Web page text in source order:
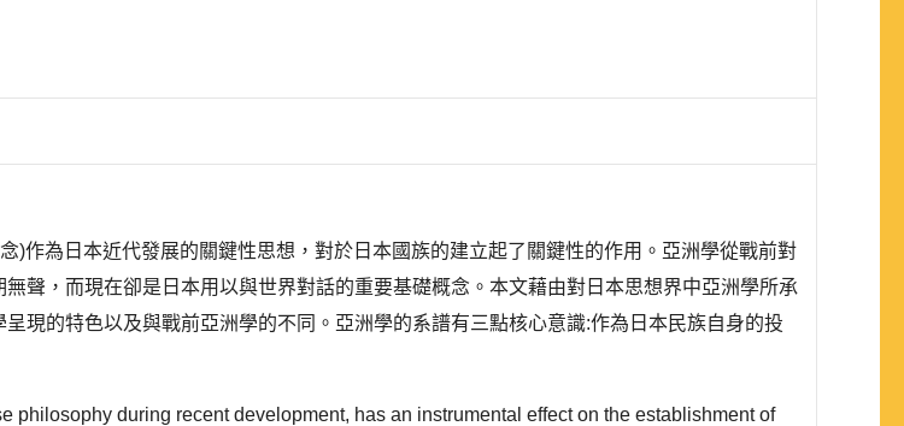
)作為日本近代發展的關鍵性思想，對於日本國族的建立起了關鍵性的作用。亞洲學從戰前對
聲，而現在卻是日本用以與世界對話的重要基礎概念。本文藉由對日本思想界中亞洲學所承
現的特色以及與戰前亞洲學的不同。亞洲學的系譜有三點核心意識:作為日本民族自身的投
philosophy during recent development, has an instrumental effect on the establishment of